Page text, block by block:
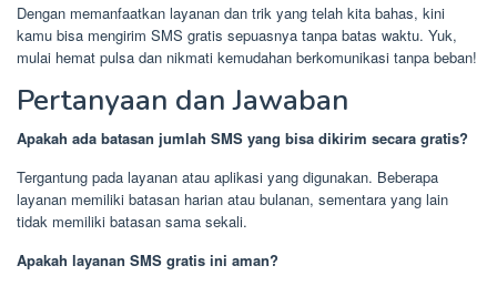
Dengan memanfaatkan layanan dan trik yang telah kita bahas, kini
kamu bisa mengirim SMS gratis sepuasnya tanpa batas waktu. Yuk,
mulai hemat pulsa dan nikmati kemudahan berkomunikasi tanpa beban!
Pertanyaan dan Jawaban
Apakah ada batasan jumlah SMS yang bisa dikirim secara gratis?
Tergantung pada layanan atau aplikasi yang digunakan. Beberapa
layanan memiliki batasan harian atau bulanan, sementara yang lain
tidak memiliki batasan sama sekali.
Apakah layanan SMS gratis ini aman?